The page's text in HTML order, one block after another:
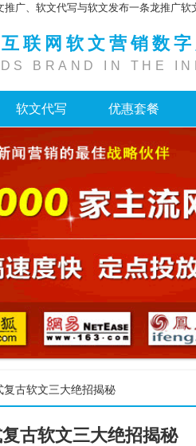
推广、软文代写与软文发布一条龙推广软
联网软文营销数
BRAND IN THE
软文代写 优惠套餐
古软文三大绝招揭秘
古软文三大绝招揭秘